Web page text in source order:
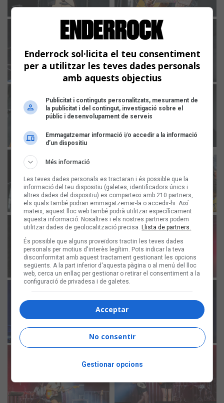
Enderrock sol·licita el teu consentiment
per a utilitzar les teves dades personals
amb aquests objectius
Publicitat i continguts personalitzats, mesurament de
la publicitat i del contingut, investigació sobre el
públic i desenvolupament de serveis
Emmagatzemar informació i/o accedir a la informació
d’un dispositiu
Més informació
Les teves dades personals es tractaran i és possible que la
informació del teu dispositiu (galetes, identificadors únics i
altres dades del dispositiu) es comparteixi amb 210 partners,
els quals també podran emmagatzemar-la o accedir-hi. Així
mateix, aquest lloc web també podrà utilitzar específicament
aquesta informació. Nosaltres i els nostres partners podem
utilitzar dades de geolocalització precisa. Llista de partners.
És possible que alguns proveïdors tractin les teves dades
personals per motius d'interès legítim. Pots indicar la teva
disconformitat amb aquest tractament gestionant les opcions
següents. A la part inferior d'aquesta pàgina o al menú del lloc
web, cerca un enllaç per gestionar o retirar el consentiment a la
configuració de privadesa i de galetes.
Acceptar
No consentir
Gestionar opcions